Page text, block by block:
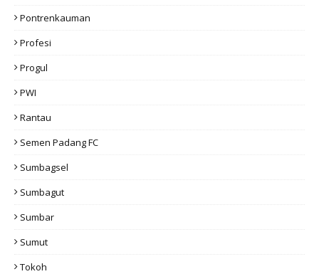
Pontrenkauman
Profesi
Progul
PWI
Rantau
Semen Padang FC
Sumbagsel
Sumbagut
Sumbar
Sumut
Tokoh